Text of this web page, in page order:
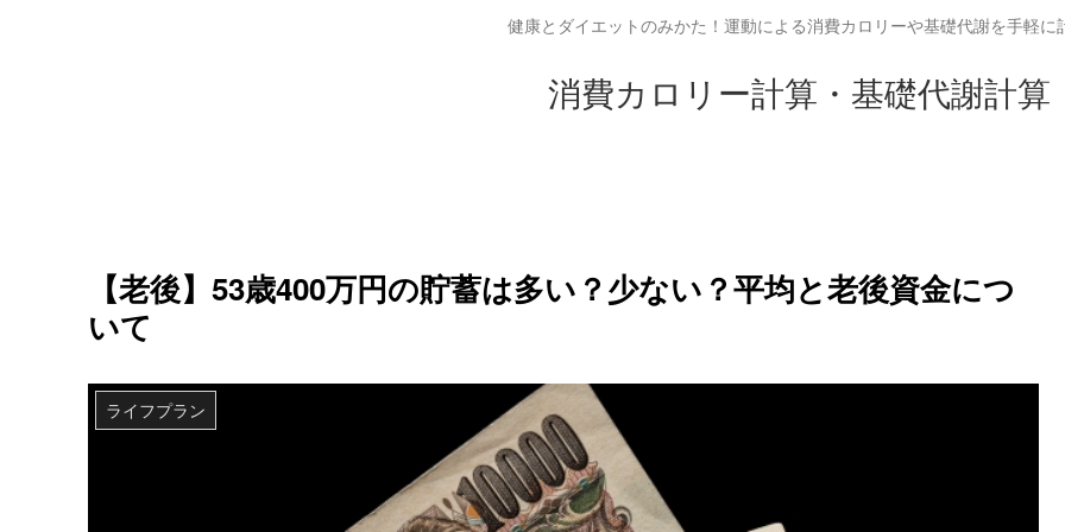
健康とダイエットのみかた！運動による消費カロリーや基礎代謝を手軽に
消費カロリー計算・基礎代謝計算
【老後】53歳400万円の貯蓄は多い？少ない？平均と老後資金につ
いて
ライフプラン